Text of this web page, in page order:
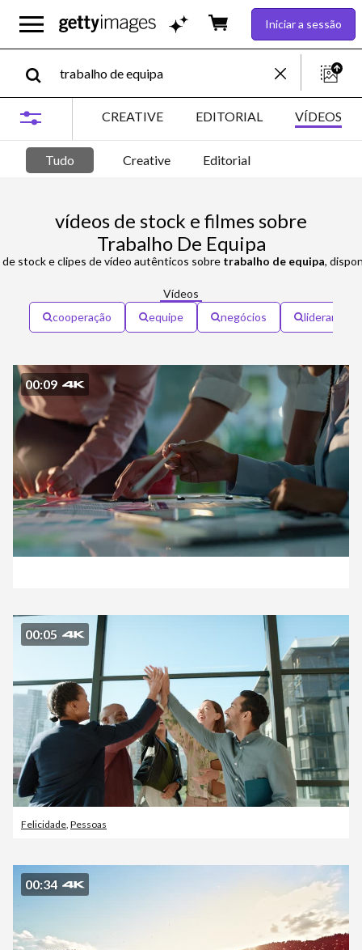
Iniciar a sessão
CREATIVE EDITORIAL VÍDEOS
Tudo Creative Editorial
vídeos de stock e filmes sobre
Trabalho De Equipa
stock e clipes de vídeo autênticos sobre trabalho de equipa, disponíveis numa
Vídeos
cooperação
equipe negócios liderança
00:09
00:05
Felicidade Pessoas
00:34